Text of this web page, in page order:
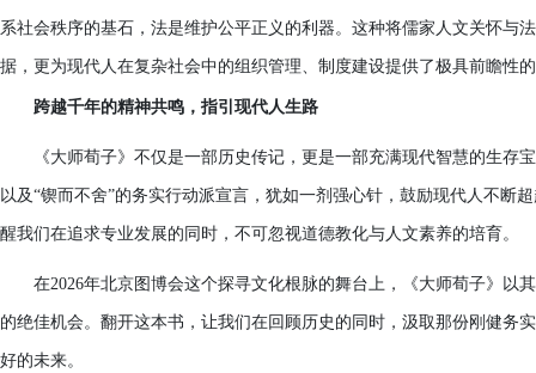
系社会秩序的基石，法是维护公平正义的利器。这种将儒家人文关怀与
据，更为现代人在复杂社会中的组织管理、制度建设提供了极具前瞻性
跨越千年的精神共鸣，指引现代人生路
《大师荀子》不仅是一部历史传记，更是一部充满现代智慧的生存
以及“锲而不舍”的务实行动派宣言，犹如一剂强心针，鼓励现代人不断
醒我们在追求专业发展的同时，不可忽视道德教化与人文素养的培育。
在2026年北京图博会这个探寻文化根脉的舞台上，《大师荀子》以
的绝佳机会。翻开这本书，让我们在回顾历史的同时，汲取那份刚健务
好的未来。